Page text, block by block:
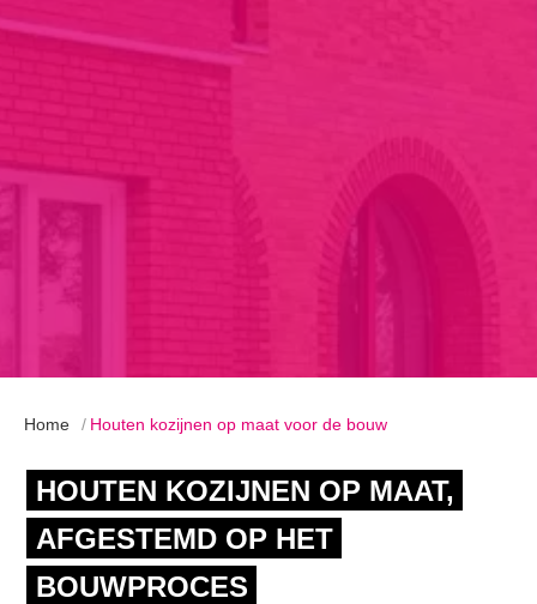
Home Houten kozijnen op maat voor de bouw
HOUTEN KOZIJNEN OP MAAT,
AFGESTEMD OP HET
BOUWPROCES